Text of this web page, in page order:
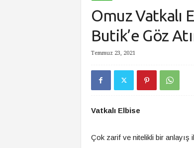
Omuz Vatkalı
Butik’e Göz
Temmuz 23, 2021
Vatkalı Elbise
Çok zarif ve nitelikli bir anlayış